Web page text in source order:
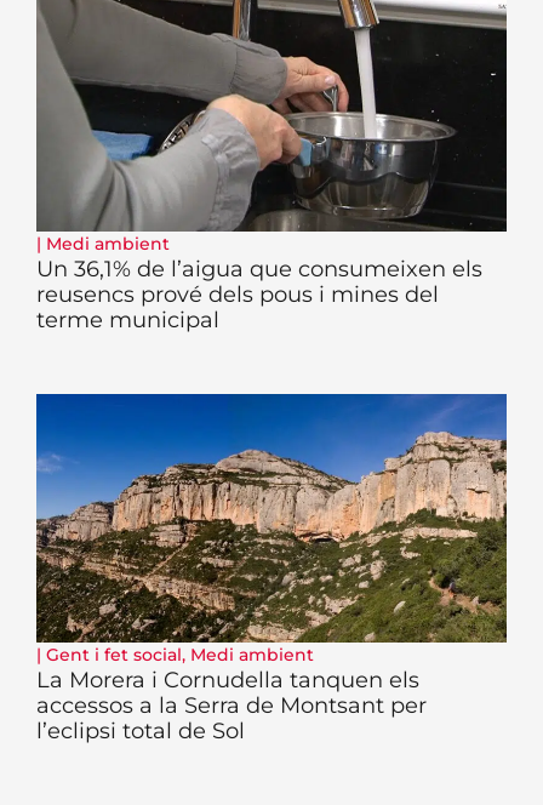
| Medi ambient
Un 36,1% de l’aigua que consumeixen els
reusencs prové dels pous i mines del
terme municipal
| Gent i fet social, Medi ambient
La Morera i Cornudella tanquen els
accessos a la Serra de Montsant per
l’eclipsi total de Sol